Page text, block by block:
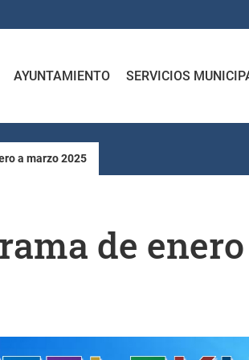
AYUNTAMIENTO SERVICIOS
a marzo 2025
de